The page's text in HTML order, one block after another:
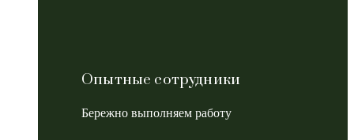
Опытные сотрудники
Бережно выполняем работу